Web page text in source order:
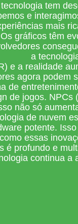
tem
e
mais
gráficos têm
a
e a realidade
agora podem
de
de jogos.
não só
de nuvem
potente.
essas
é profundo e
continua a